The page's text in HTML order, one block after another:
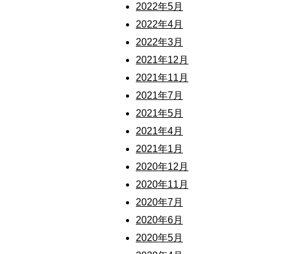
2022年5月
2022年4月
2022年3月
2021年12月
2021年11月
2021年7月
2021年5月
2021年4月
2021年1月
2020年12月
2020年11月
2020年7月
2020年6月
2020年5月